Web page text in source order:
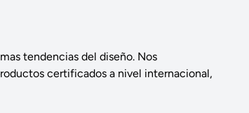
tendencias del diseño. Nos
certificados a nivel internacional,